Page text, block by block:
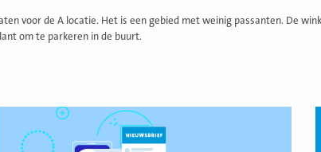
voor de A locatie. Het is een gebied met weinig passanten. De
om te parkeren in de buurt.
meer